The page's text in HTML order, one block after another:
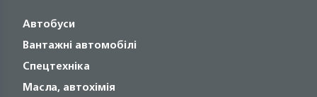
Автобуси
Вантажні автомобілі
Спецтехніка
Масла, автохімія